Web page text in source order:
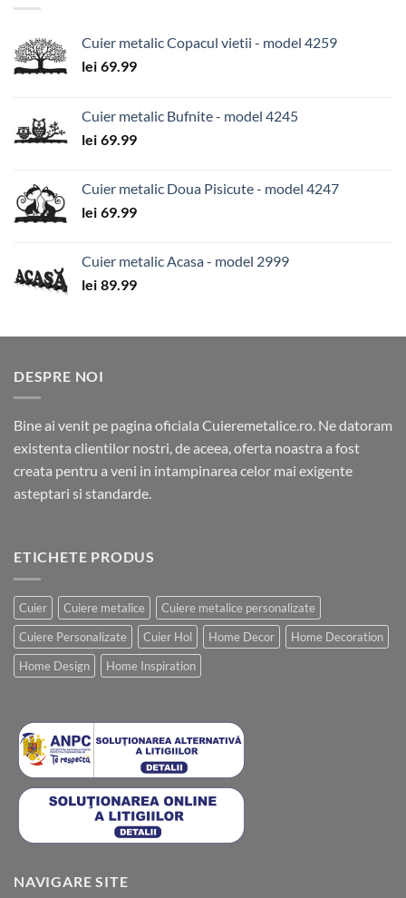
Cuier metalic Copacul vietii - model 4259
lei 69.99
Cuier metalic Bufnite - model 4245
lei 69.99
Cuier metalic Doua Pisicute - model 4247
lei 69.99
Cuier metalic Acasa - model 2999
lei 89.99
DESPRE NOI
Bine ai venit pe pagina oficiala Cuieremetalice.ro. Ne datoram
existenta clientilor nostri, de aceea, oferta noastra a fost
creata pentru a veni in intampinarea celor mai exigente
asteptari si standarde.
ETICHETE PRODUS
Cuier Cuiere metalice
Cuiere metalice personalizate
Cuiere Personalizate
Cuier Hol Home Decor
Home Decoration
Home Design
Home Inspiration
NAVIGARE SITE